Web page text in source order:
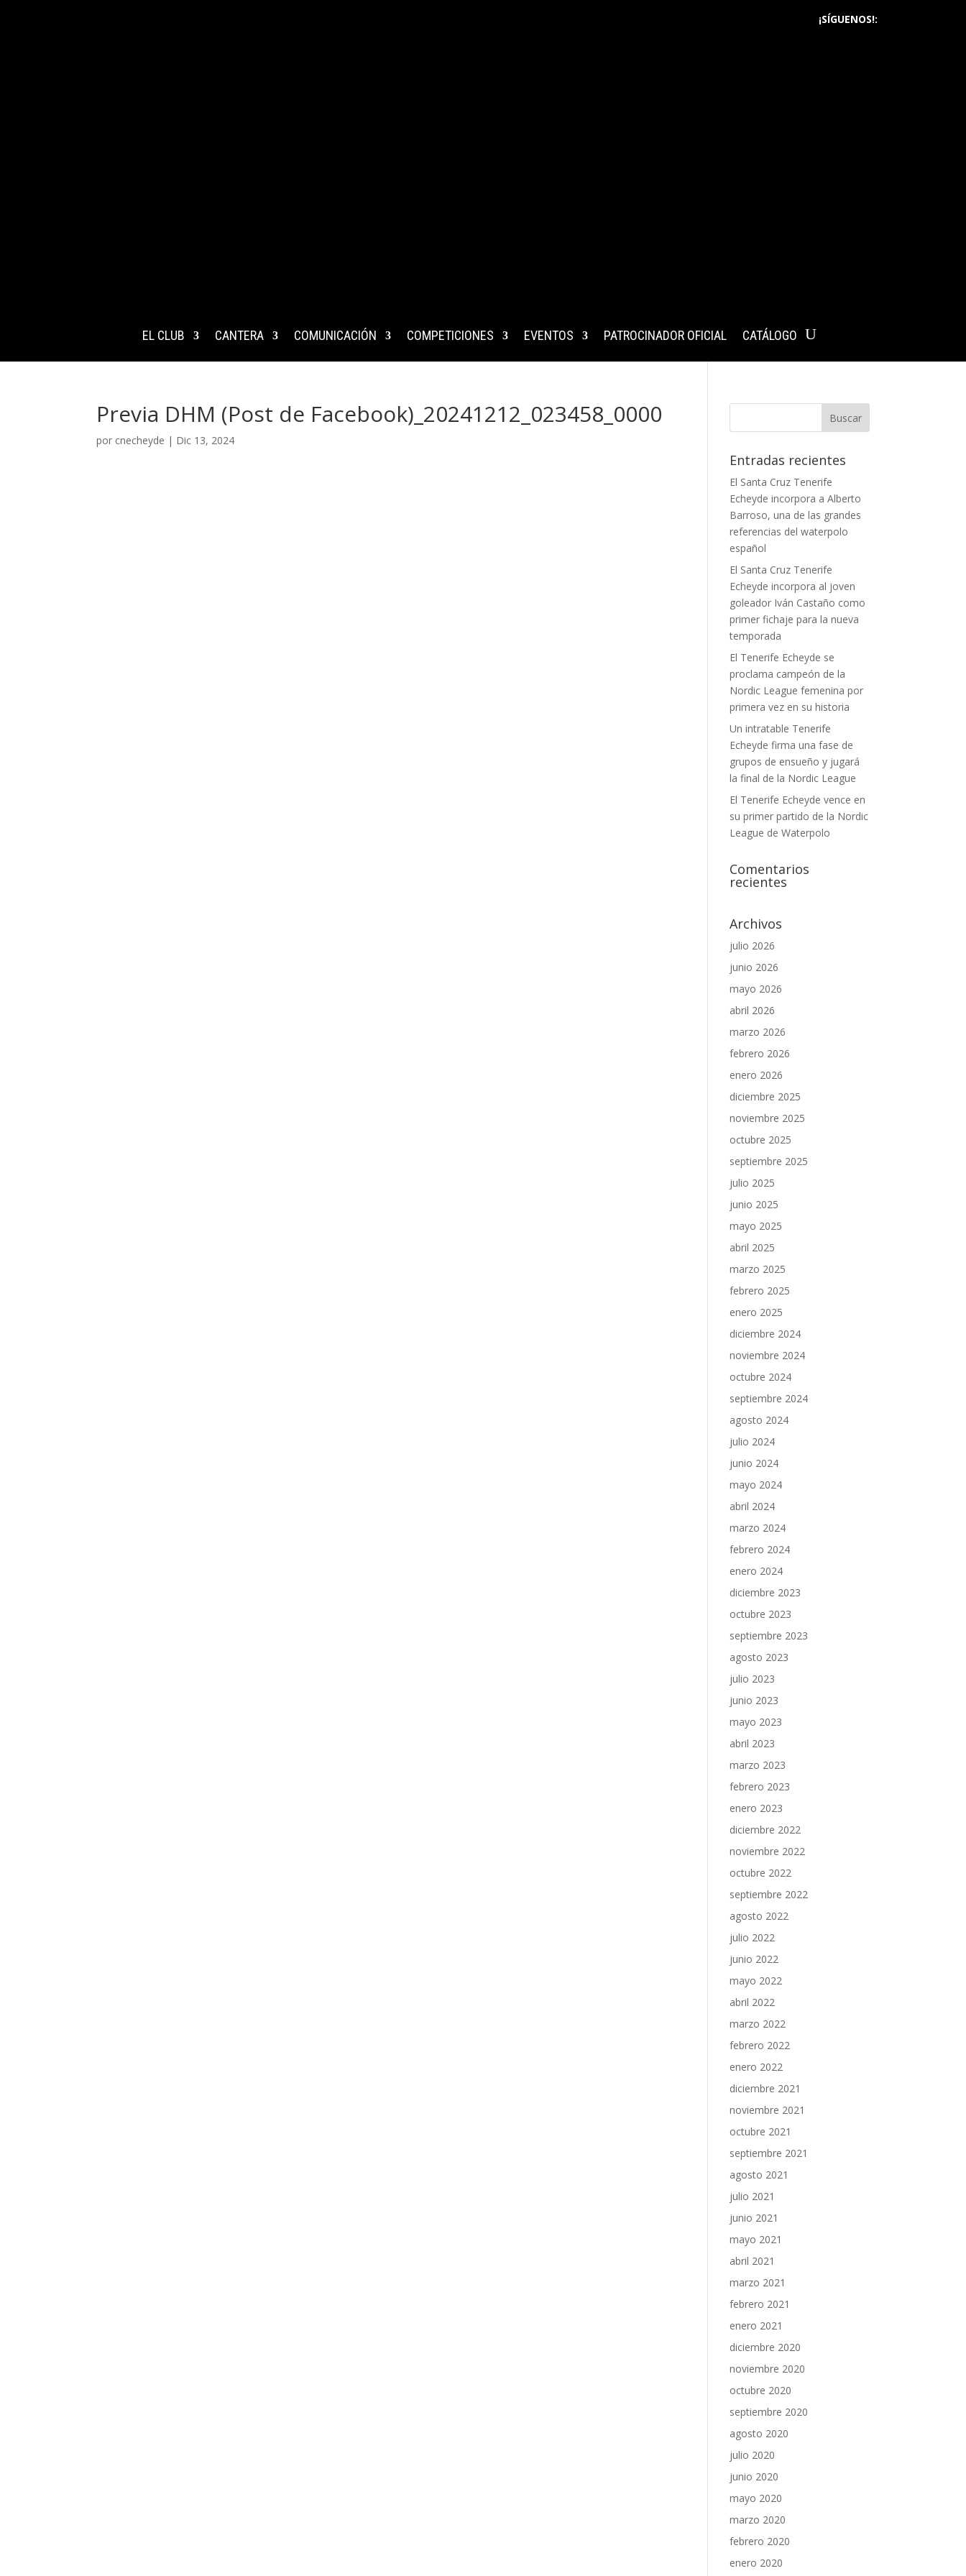
¡SÍGUENOS!:
EL CLUB CANTERA COMUNICACIÓN COMPETICIONES EVENTOS PATROCINADOR OFICIAL CATÁLOGO
Previa DHM (Post de Facebook)_20241212_023458_0000
por cnecheyde | Dic 13, 2024
Entradas recientes
El Santa Cruz Tenerife
Echeyde incorpora a Alberto
Barroso, una de las grandes
referencias del waterpolo
español
El Santa Cruz Tenerife
Echeyde incorpora al joven
goleador Iván Castaño como
primer fichaje para la nueva
temporada
El Tenerife Echeyde se
proclama campeón de la
Nordic League femenina por
primera vez en su historia
Un intratable Tenerife
Echeyde firma una fase de
grupos de ensueño y jugará
la final de la Nordic League
El Tenerife Echeyde vence en
su primer partido de la Nordic
League de Waterpolo
Comentarios
recientes
Archivos
julio 2026
junio 2026
mayo 2026
abril 2026
marzo 2026
febrero 2026
enero 2026
diciembre 2025
noviembre 2025
octubre 2025
septiembre 2025
julio 2025
junio 2025
mayo 2025
abril 2025
marzo 2025
febrero 2025
enero 2025
diciembre 2024
noviembre 2024
octubre 2024
septiembre 2024
agosto 2024
julio 2024
junio 2024
mayo 2024
abril 2024
marzo 2024
febrero 2024
enero 2024
diciembre 2023
octubre 2023
septiembre 2023
agosto 2023
julio 2023
junio 2023
mayo 2023
abril 2023
marzo 2023
febrero 2023
enero 2023
diciembre 2022
noviembre 2022
octubre 2022
septiembre 2022
agosto 2022
julio 2022
junio 2022
mayo 2022
abril 2022
marzo 2022
febrero 2022
enero 2022
diciembre 2021
noviembre 2021
octubre 2021
septiembre 2021
agosto 2021
julio 2021
junio 2021
mayo 2021
abril 2021
marzo 2021
febrero 2021
enero 2021
diciembre 2020
noviembre 2020
octubre 2020
septiembre 2020
agosto 2020
julio 2020
junio 2020
mayo 2020
marzo 2020
febrero 2020
enero 2020